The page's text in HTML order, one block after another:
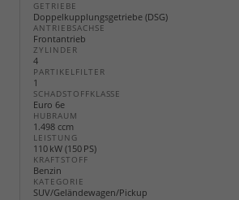
GETRIEBE
Doppelkupplungsgetriebe (DSG)
ANTRIEBSACHSE
Frontantrieb
ZYLINDER
4
PARTIKELFILTER
1
SCHADSTOFFKLASSE
Euro 6e
HUBRAUM
1.498 ccm
LEISTUNG
110 kW (150 PS)
KRAFTSTOFF
Benzin
KATEGORIE
SUV/Geländewagen/Pickup